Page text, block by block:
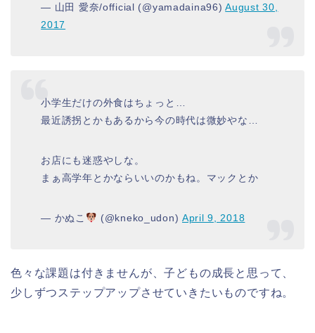
— 山田 愛奈/official (@yamadaina96)August 30,
2017
小学生だけの外食はちょっと…
最近誘拐とかもあるから今の時代は微妙やな…
お店にも迷惑やしな。
まぁ高学年とかならいいのかもね。マックとか
— かぬこ (@kneko_udon) April 9, 2018
色々な課題は付きませんが、子どもの成長と思って、
少しずつステップアップさせていきたいものですね。